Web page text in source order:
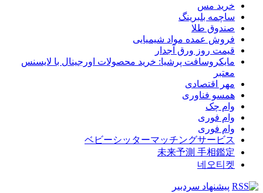
خرید مس
ساچمه بلبرینگ
صندوق طلا
فروش عمده مواد شیمیایی
قیمت روز ورق آجدار
مایکروسافت پرشیا: خرید محصولات اورجینال با لایسنس
معتبر
مهر اقتصادی
همسو فناوری
وام چک
وام فوری
وام فوری
ベビーシッターマッチングサービス
未来予測 手相鑑定
네오티켓
پیشنهاد سردبیر